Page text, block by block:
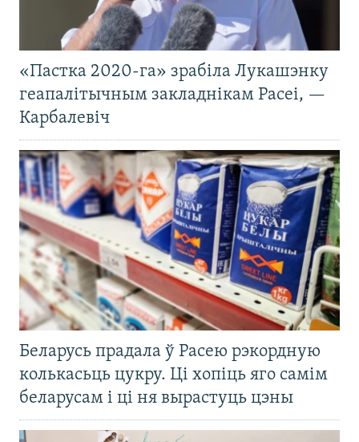
«Пастка 2020-га» зрабіла Лукашэнку
геапалітычным закладнікам Расеі, —
Карбалевіч
Беларусь прадала ў Расею рэкордную
колькасьць цукру. Ці хопіць яго самім
беларусам і ці ня вырастуць цэны